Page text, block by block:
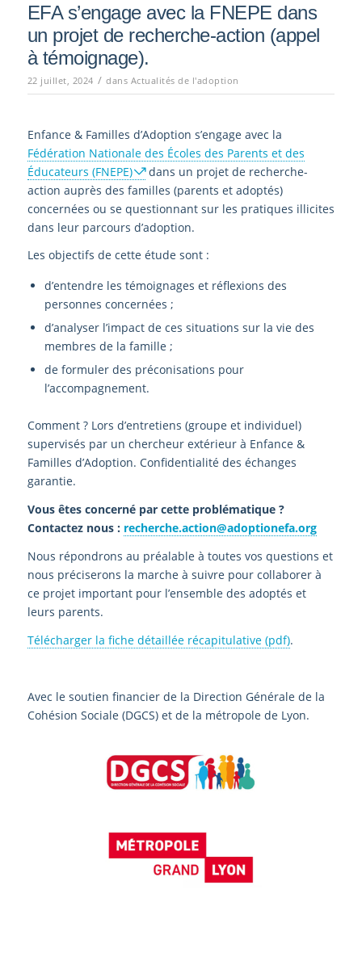
EFA s’engage avec la FNEPE dans
un projet de recherche-action (appel
à témoignage).
22 juillet, 2024 / dans Actualités de l'adoption
Enfance & Familles d’Adoption s’engage avec la
Fédération Nationale des Écoles des Parents et des
Éducateurs (FNEPE)
dans un projet de recherche-
action auprès des familles (parents et adoptés)
concernées ou se questionnant sur les pratiques illicites
dans leur parcours d’adoption.
Les objectifs de cette étude sont :
d’entendre les témoignages et réflexions des
personnes concernées ;
d’analyser l’impact de ces situations sur la vie des
membres de la famille ;
de formuler des préconisations pour
l’accompagnement.
Comment ? Lors d’entretiens (groupe et individuel)
supervisés par un chercheur extérieur à Enfance &
Familles d’Adoption. Confidentialité des échanges
garantie.
Vous êtes concerné par cette problématique ?
Contactez nous : recherche.action@adoptionefa.org
Nous répondrons au préalable à toutes vos questions et
nous préciserons la marche à suivre pour collaborer à
ce projet important pour l’ensemble des adoptés et
leurs parents.
Télécharger la fiche détaillée récapitulative (pdf).
Avec le soutien financier de la Direction Générale de la
Cohésion Sociale (DGCS) et de la métropole de Lyon.